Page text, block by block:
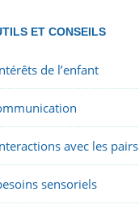
ET CONSEILS
de l’enfant
avec les pairs
sensoriels